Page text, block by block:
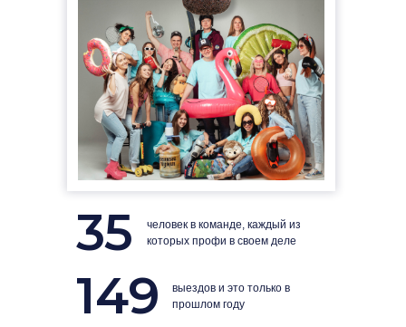
выездов и это только в
прошлом году
149
человек в команде, каждый из
которых профи в своем деле
35